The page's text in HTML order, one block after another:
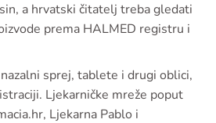
a hrvatski čitatelj treba gledati
prema HALMED registru i
sprej, tablete i drugi oblici,
Ljekarničke mreže poput
Ljekarna Pablo i